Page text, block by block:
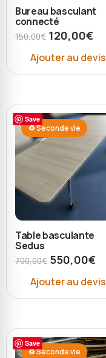
Bureau basculant
connecté
150,00€ 120,00€
Ajouter au devis
Save
♻ Seconde vie
Table basculante
Sedus
700,00€ 550,00€
Ajouter au devis
Save
♻ Seconde vie